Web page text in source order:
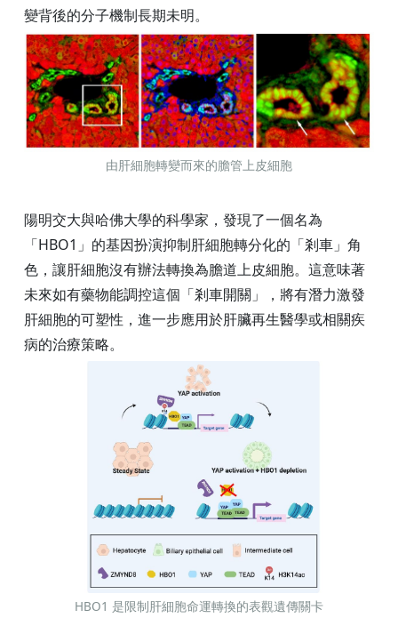
變背後的分子機制長期未明。
由肝細胞轉變而來的膽管上皮細胞
陽明交大與哈佛大學的科學家，發現了一個名為
「HBO1」的基因扮演抑制肝細胞轉分化的「剎車」角
色，讓肝細胞沒有辦法轉換為膽道上皮細胞。這意味著
未來如有藥物能調控這個「剎車開關」，將有潛力激發
肝細胞的可塑性，進一步應用於肝臟再生醫學或相關疾
病的治療策略。
HBO1 是限制肝細胞命運轉換的表觀遺傳關卡